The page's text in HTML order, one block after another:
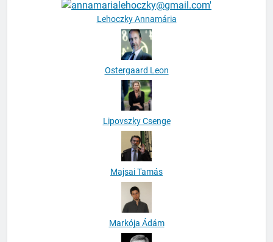
Lehoczky Annamária
Ostergaard Leon
Lipovszky Csenge
Majsai Tamás
Markója Ádám